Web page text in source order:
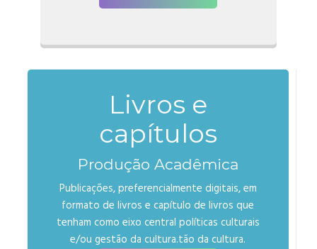
Livros e
capítulos
Produção Acadêmica
Publicações, preferencialmente digitais, em
formato de livros e capítulo de livros que
tenham como eixo central políticas culturais
e/ou gestão da cultura.tão da cultura.